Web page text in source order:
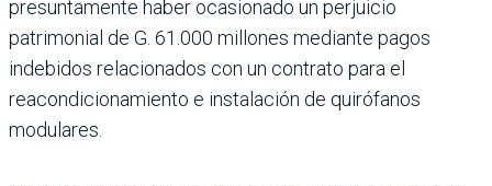
presuntamente haber ocasionado un perjuicio
patrimonial de G. 61.000 millones mediante pagos
indebidos relacionados con un contrato para el
reacondicionamiento e instalación de quirófanos
modulares.